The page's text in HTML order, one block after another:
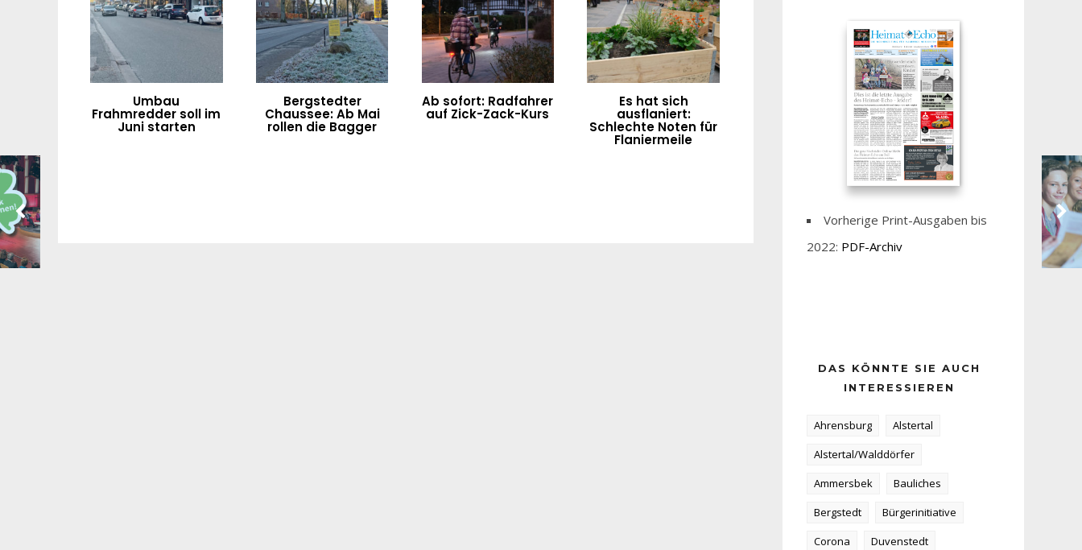
Umbau
Frahmredder soll im
Juni starten
Bergstedter
Chaussee: Ab Mai
rollen die Bagger
Ab sofort: Radfahrer
auf Zick-Zack-Kurs
Es hat sich
ausflaniert:
Schlechte Noten für
Flaniermeile
Vorherige Print-Ausgaben bis
2022: PDF-Archiv
DAS KÖNNTE SIE AUCH
INTERESSIEREN
Ahrensburg
Alstertal
Alstertal/Walddörfer
Ammersbek
Bauliches
Bergstedt
Bürgerinitiative
Corona
Duvenstedt